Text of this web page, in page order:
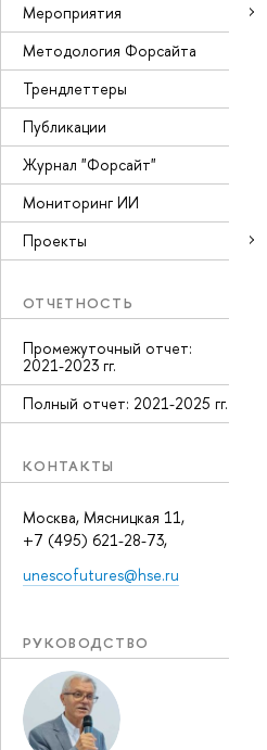
Мероприятия
Методология Форсайта
Трендлеттеры
Публикации
Журнал "Форсайт"
Мониторинг ИИ
Проекты
ОТЧЕТНОСТЬ
Промежуточный отчет:
2021-2023 гг.
Полный отчет: 2021-2025 гг.
КОНТАКТЫ
Москва, Мясницкая 11,
+7 (495) 621-28-73,
unescofutures@hse.ru
РУКОВОДСТВО